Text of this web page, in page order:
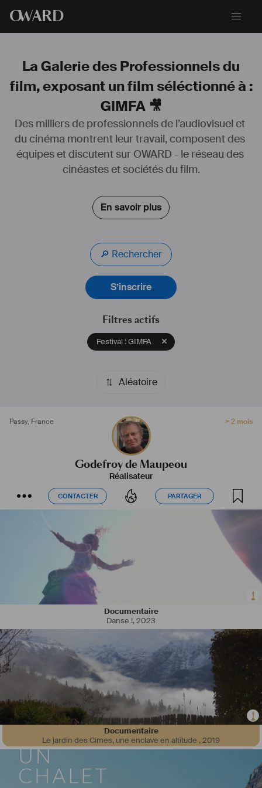
OWARD
La Galerie des Professionnels du
film, exposant un film séléctionné à :
GIMFA 🎥
Des milliers de professionnels de l’audiovisuel et
du cinéma montrent leur travail, composent des
équipes et discutent sur OWARD - le réseau des
cinéastes et sociétés du film.
En savoir plus
🔎 Rechercher
S’inscrire
Filtres actifs
Festival : GIMFA
Aléatoire
Passy, France > 2 mois
Godefroy de Maupeou
Réalisateur
CONTACTER PARTAGER
CONTACTER PARTAGER
Documentaire
Danse !,2023
Documentaire
Le jardin des Cimes, une enclave en altitude ,2019